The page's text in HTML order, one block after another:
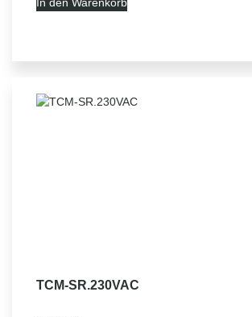
In den Warenkorb
TCM-SR.230VAC